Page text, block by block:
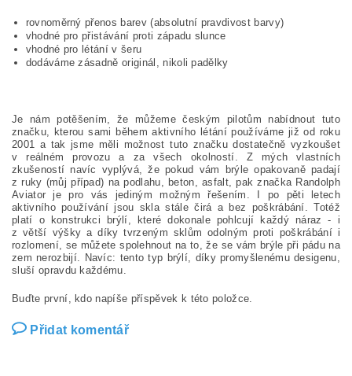
rovnoměrný přenos barev (absolutní pravdivost barvy)
vhodné pro přistávání proti západu slunce
vhodné pro létání v šeru
dodáváme zásadně originál, nikoli padělky
Je nám potěšením, že můžeme českým pilotům nabídnout tuto
značku, kterou sami během aktivního létání používáme již od roku
2001 a tak jsme měli možnost tuto značku dostatečně vyzkoušet
v reálném provozu a za všech okolností. Z mých vlastních
zkušeností navíc vyplývá, že pokud vám brýle opakovaně padají
z ruky (můj případ) na podlahu, beton, asfalt, pak značka Randolph
Aviator je pro vás jediným možným řešením. I po pěti letech
aktivního používání jsou skla stále čirá a bez poškrábání. Totéž
platí o konstrukci brýlí, které dokonale pohlcují každý náraz - i
z větší výšky a díky tvrzeným sklům odolným proti poškrábání i
rozlomení, se můžete spolehnout na to, že se vám brýle při pádu na
zem nerozbijí. Navíc: tento typ brýlí, díky promyšlenému desigenu,
sluší opravdu každému.
Buďte první, kdo napíše příspěvek k této položce.
Přidat komentář